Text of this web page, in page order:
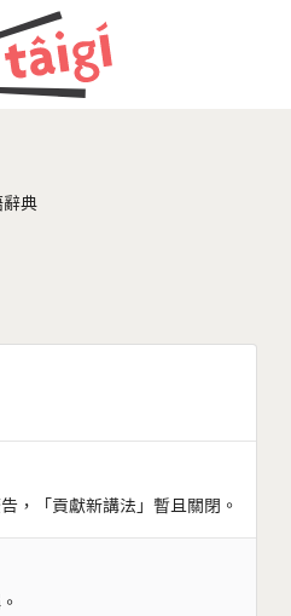
典
，「貢獻新講法」暫且關閉。